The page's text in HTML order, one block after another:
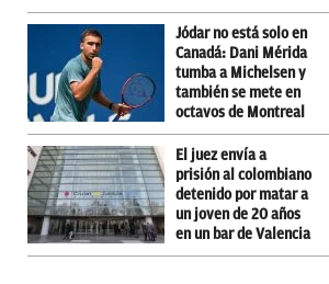
Jódar no está solo en
Canadá: Dani Mérida
tumba a Michelsen y
también se mete en
octavos de Montreal
El juez envía a
prisión al colombiano
detenido por matar a
un joven de 20 años
en un bar de Valencia